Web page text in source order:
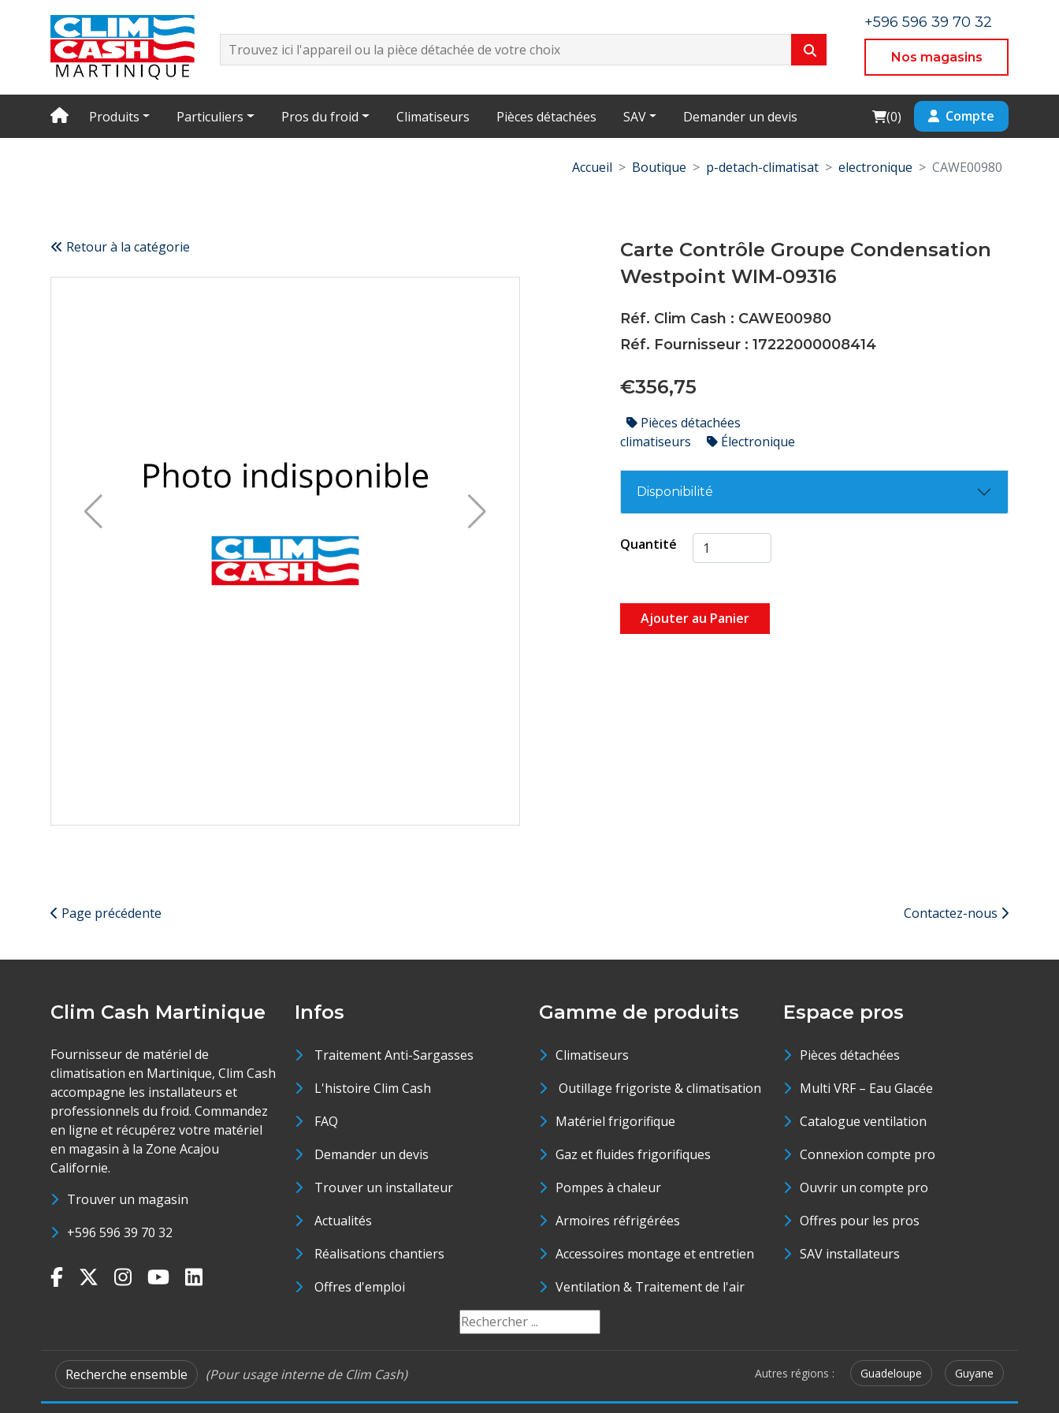
+596 596 39 70 32
Nos magasins
Produits Particuliers Pros du froid Climatiseurs Pièces détachées SAV Demander un devis Cart
(0) Compte
Accueil Boutique p-detach-climatisat electronique CAWE00980
Retour à la catégorie
Carte Contrôle Groupe Condensation
Westpoint WIM-09316
Réf. Clim Cash : CAWE00980
Réf. Fournisseur : 17222000008414
€356,75
Pièces détachées
climatiseurs
Électronique
Disponibilité
Quantité
Ajouter au Panier
Page précédente Contactez-nous
Clim Cash Martinique
Fournisseur de matériel de
climatisation en Martinique, Clim Cash
accompagne les installateurs et
professionnels du froid. Commandez
en ligne et récupérez votre matériel
en magasin à la Zone Acajou
Californie.
Trouver un magasin
+596 596 39 70 32
Infos
Traitement Anti-Sargasses
L'histoire Clim Cash
FAQ
Demander un devis
Trouver un installateur
Actualités
Réalisations chantiers
Offres d'emploi
Gamme de produits
Climatiseurs
Outillage frigoriste & climatisation
Matériel frigorifique
Gaz et fluides frigorifiques
Pompes à chaleur
Armoires réfrigérées
Accessoires montage et entretien
Ventilation & Traitement de l'air
Espace pros
Pièces détachées
Multi VRF – Eau Glacée
Catalogue ventilation
Connexion compte pro
Ouvrir un compte pro
Offres pour les pros
SAV installateurs
Recherche ensemble (Pour usage interne de Clim Cash) Autres régions : Guadeloupe Guyane